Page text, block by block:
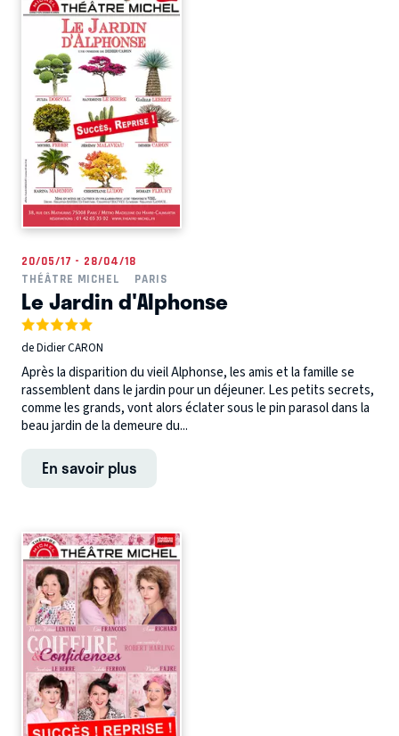
20/05/17 - 28/04/18
THÉÂTRE MICHEL
PARIS
Le Jardin d'Alphonse
de Didier CARON
Après la disparition du vieil Alphonse, les amis et la famille se
rassemblent dans le jardin pour un déjeuner. Les petits secrets,
comme les grands, vont alors éclater sous le pin parasol dans la
beau jardin de la demeure du...
En savoir plus